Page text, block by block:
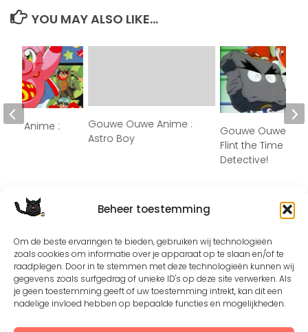
Beheer toestemming
Om de beste ervaringen te bieden, gebruiken wij technologieën
zoals cookies om informatie over je apparaat op te slaan en/of te
raadplegen. Door in te stemmen met deze technologieën kunnen wij
gegevens zoals surfgedrag of unieke ID's op deze site verwerken. Als
je geen toestemming geeft of uw toestemming intrekt, kan dit een
nadelige invloed hebben op bepaalde functies en mogelijkheden.
YOU MAY ALSO LIKE...
Gouwe Ouwe Anime :
Astro Boy
Gouwe Ouwe
Flint the Time
Detective!
Anime :
Except where otherwise noted, the content by©Silerna
is licensed under aCreative Commons Attribution-
NonCommercial-ShareAlike 4.0 InternationalLicense.